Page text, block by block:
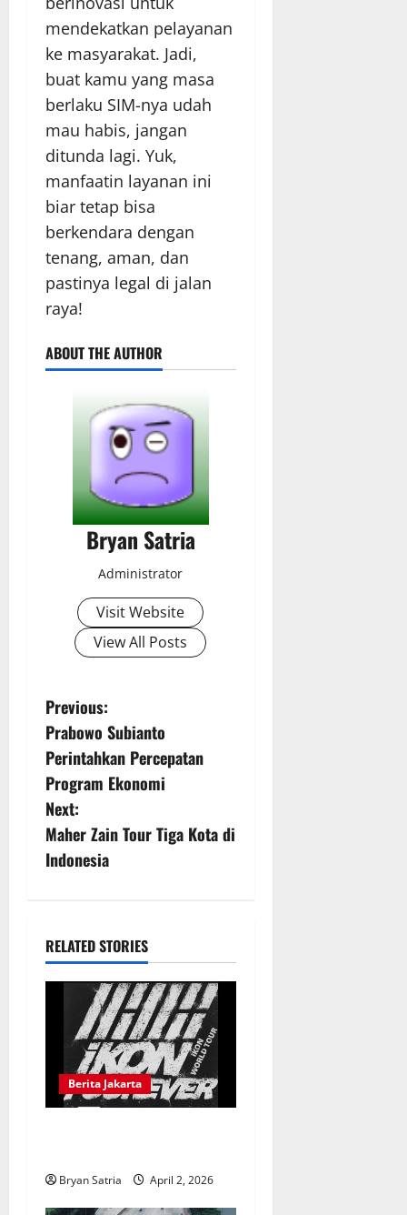
mendekatkan pelayanan
ke masyarakat. Jadi,
buat kamu yang masa
berlaku SIM-nya udah
mau habis, jangan
ditunda lagi. Yuk,
manfaatin layanan ini
biar tetap bisa
berkendara dengan
tenang, aman, dan
pastinya legal di jalan
raya!
ABOUT THE AUTHOR
Bryan Satria
Administrator
Visit Website
View All Posts
P
o
s
t
n
v
i
o
Previous:
Prabowo Subianto
Perintahkan Percepatan
Program Ekonomi
Next:
Maher Zain Tour Tiga Kota di
Indonesia
RELATED STORIES
Berita Jakarta
Bryan Satria April 2, 2026